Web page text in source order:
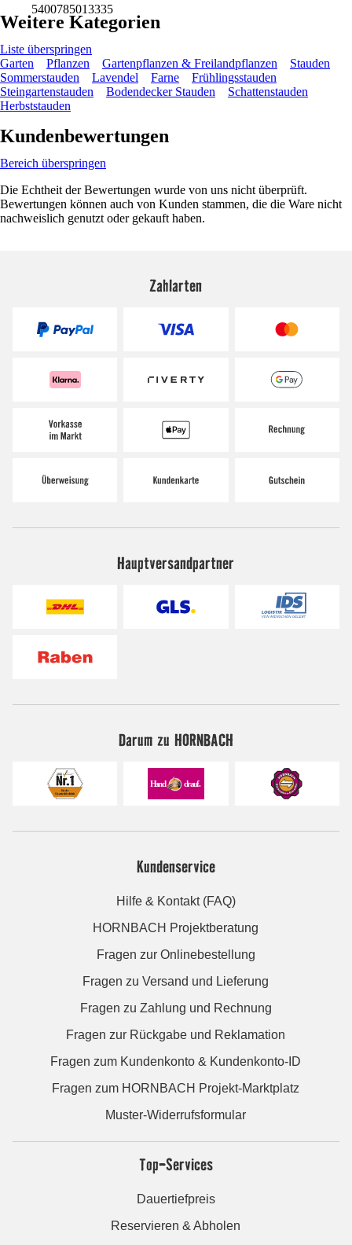
5400785013335
Weitere Kategorien
Liste überspringen
Garten
Pflanzen Gartenpflanzen & Freilandpflanzen
Stauden
Sommerstauden
Lavendel Farne
Frühlingsstauden
Steingartenstauden
Bodendecker Stauden
Schattenstauden
Herbststauden
Kundenbewertungen
Bereich überspringen
Die Echtheit der Bewertungen wurde von uns nicht überprüft.
Bewertungen können auch von Kunden stammen, die die Ware nicht
nachweislich genutzt oder gekauft haben.
Zahlarten
Hauptversandpartner
Darum zu HORNBACH
Kundenservice
Hilfe & Kontakt (FAQ)
HORNBACH Projektberatung
Fragen zur Onlinebestellung
Fragen zu Versand und Lieferung
Fragen zu Zahlung und Rechnung
Fragen zur Rückgabe und Reklamation
Fragen zum Kundenkonto & Kundenkonto-ID
Fragen zum HORNBACH Projekt-Marktplatz
Muster-Widerrufsformular
Top-Services
Dauertiefpreis
Reservieren & Abholen